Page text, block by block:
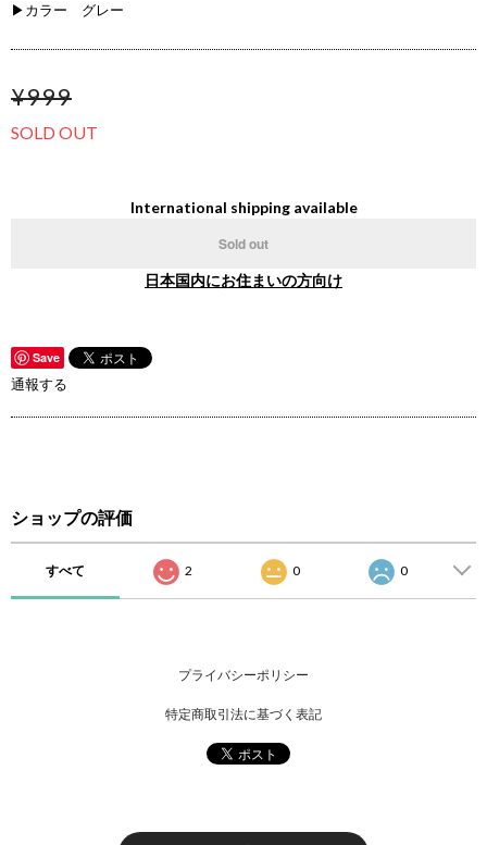
▶カラー グレー
¥999
SOLD OUT
International shipping available
Sold out
日本国内にお住まいの方向け
Save
通報する
ショップの評価
すべて 2 0 0
プライバシーポリシー
特定商取引法に基づく表記